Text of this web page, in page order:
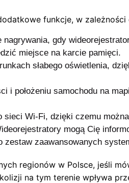
funkcje, w
nagrywania, gdy
miejsce na karcie pamięci.
słabego oświetlenia,
położeniu samochodu na
Wi-Fi, dzięki czemu
mogą Cię
zestaw zaawansowanych
regionów w Polsce, jeśli
na tym terenie wpływa